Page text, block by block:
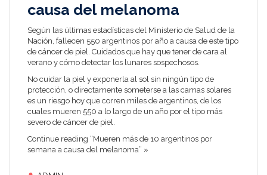
causa del melanoma
Según las últimas estadísticas del Ministerio de Salud de la
Nación, fallecen 550 argentinos por año a causa de este tipo
de cáncer de piel. Cuidados que hay que tener de cara al
verano y cómo detectar los lunares sospechosos.
No cuidar la piel y exponerla al sol sin ningún tipo de
protección, o directamente someterse a las camas solares
es un riesgo hoy que corren miles de argentinos, de los
cuales mueren 550 a lo largo de un año por el tipo más
severo de cáncer de piel.
Continue reading “Mueren más de 10 argentinos por
semana a causa del melanoma” »